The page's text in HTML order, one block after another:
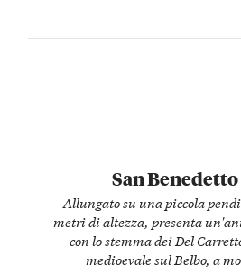
San
Allungato su una piccola
metri di altezza, presenta
con lo stemma dei Del
medioevale sul Belbo, a